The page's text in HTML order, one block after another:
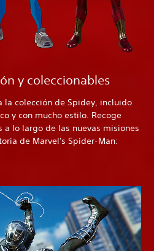
y coleccionables
la colección de Spidey, incluido
y con mucho estilo. Recoge
a lo largo de las nuevas misiones
de Marvel's Spider-Man: